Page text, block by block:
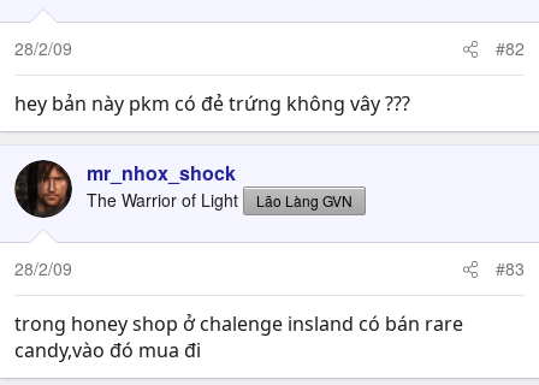
28/2/09 #82
hey bản này pkm có đẻ trứng không vây ???
mr_nhox_shock
The Warrior of Light Lão Làng GVN
28/2/09 #83
trong honey shop ở chalenge insland có bán rare
candy,vào đó mua đi